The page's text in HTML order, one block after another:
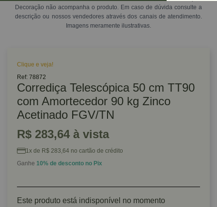
Decoração não acompanha o produto. Em caso de dúvida consulte a
descrição ou nossos vendedores através dos canais de atendimento.
Imagens meramente ilustrativas.
Clique e veja!
Ref: 78872
Corrediça Telescópica 50 cm TT90
com Amortecedor 90 kg Zinco
Acetinado FGV/TN
R$ 283,64 à vista
1x de R$ 283,64 no cartão de crédito
Ganhe 10% de desconto no Pix
Este produto está indisponível no momento